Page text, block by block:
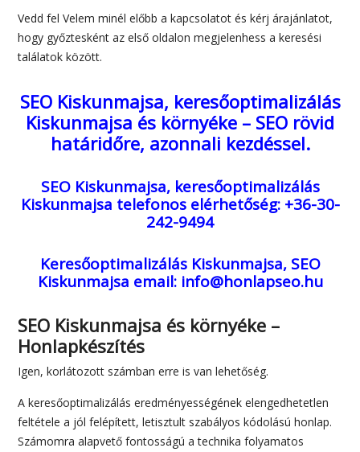
Vedd fel Velem minél előbb a kapcsolatot és kérj árajánlatot,
hogy győztesként az első oldalon megjelenhess a keresési
találatok között.
SEO Kiskunmajsa, keresőoptimalizálás
Kiskunmajsa és környéke – SEO rövid
határidőre, azonnali kezdéssel.
SEO Kiskunmajsa, keresőoptimalizálás
Kiskunmajsa telefonos elérhetőség: +36-30-
242-9494
Keresőoptimalizálás Kiskunmajsa, SEO
Kiskunmajsa email: info@honlapseo.hu
SEO Kiskunmajsa és környéke –
Honlapkészítés
Igen, korlátozott számban erre is van lehetőség.
A keresőoptimalizálás eredményességének elengedhetetlen
feltétele a jól felépített, letisztult szabályos kódolású honlap.
Számomra alapvető fontosságú a technika folyamatos